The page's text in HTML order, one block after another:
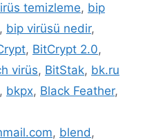
temizleme, bip
, bip virüsü nedir,
, BitCrypt 2.0,
virüs, BitStak, bk.ru
, bkpx, Black Feather,
, blend,